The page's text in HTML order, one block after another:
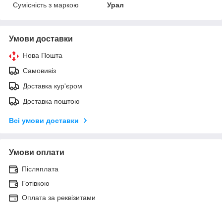
Сумісність з маркою
Урал
Умови доставки
Нова Пошта
Самовивіз
Доставка кур'єром
Доставка поштою
Всі умови доставки
Умови оплати
Післяплата
Готівкою
Оплата за реквізитами